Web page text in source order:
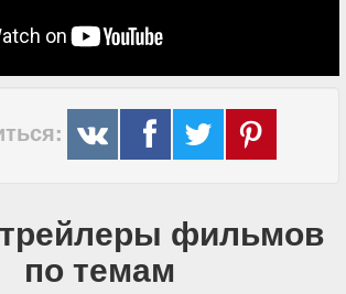
фильмов
по темам